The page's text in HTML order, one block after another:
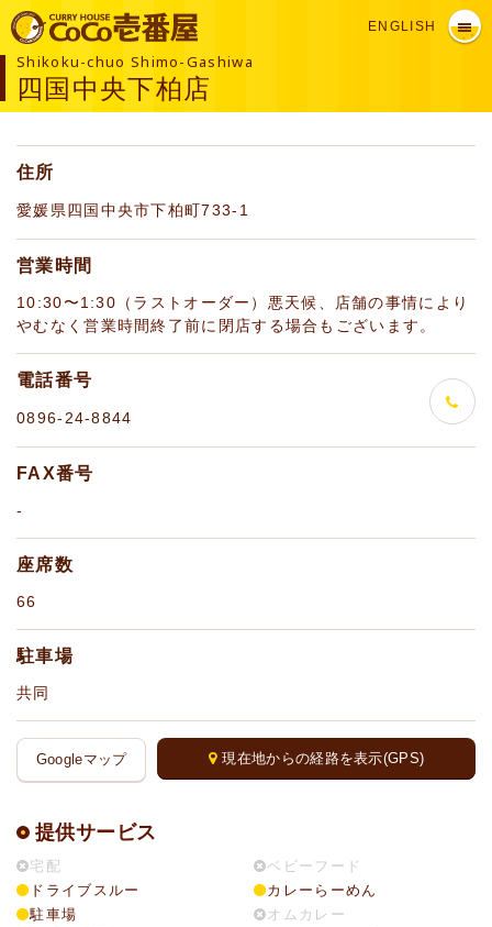
ENGLISH
Shikoku-chuo Shimo-Gashiwa
四国中央下柏店
住所
愛媛県四国中央市下柏町733-1
営業時間
10:30〜1:30（ラストオーダー）悪天候、店舗の事情により
やむなく営業時間終了前に閉店する場合もございます。
電話番号
0896-24-8844
FAX番号
-
座席数
66
駐車場
共同
Googleマップ 現在地からの経路を表示(GPS)
提供サービス
宅配
ドライブスルー
駐車場
ベビーフード
カレーらーめん
オムカレー